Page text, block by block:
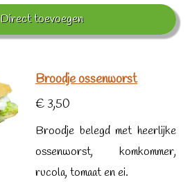
Direct toevoegen
Broodje ossenworst
€ 3,50
Broodje belegd met heerlijke
ossenworst, komkommer,
rucola, tomaat en ei.